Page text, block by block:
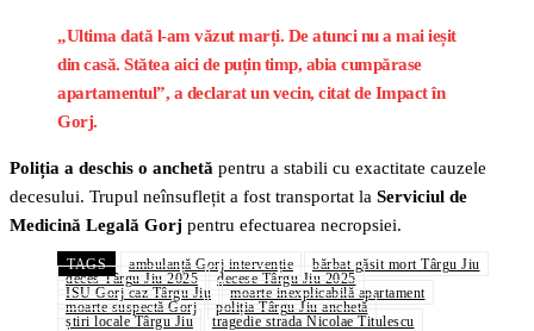
„Ultima dată l-am văzut marți. De atunci nu a mai ieșit
din casă. Stătea aici de puțin timp, abia cumpărase
apartamentul”, a declarat un vecin, citat deImpact în
Gorj.
Poliția a deschis o anchetă pentru a stabili cu exactitate cauzele
decesului. Trupul neînsuflețit a fost transportat la Serviciul de
Medicină Legală Gorj pentru efectuarea necropsiei.
TAGS ambulanță Gorj intervenție
bărbat găsit mort Târgu Jiu
deces Târgu Jiu 2025
decese Târgu Jiu 2025
ISU Gorj caz Târgu Jiu
moarte inexplicabilă apartament
moarte suspectă Gorj
poliția Târgu Jiu anchetă
știri locale Târgu Jiu
tragedie strada Nicolae Titulescu